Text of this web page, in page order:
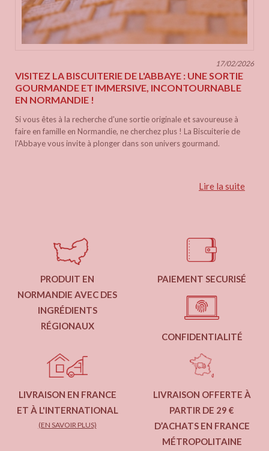
17/02/2026
VISITEZ LA BISCUITERIE DE L'ABBAYE : UNE SORTIE
GOURMANDE ET IMMERSIVE, INCONTOURNABLE
EN NORMANDIE !
Si vous êtes à la recherche d'une sortie originale et savoureuse à
faire en famille en Normandie, ne cherchez plus ! La Biscuiterie de
l'Abbaye vous invite à plonger dans son univers gourmand.
Lire la suite
PRODUIT EN
NORMANDIE AVEC DES
INGRÉDIENTS
RÉGIONAUX
PAIEMENT SECURISÉ
CONFIDENTIALITÉ
LIVRAISON EN FRANCE
ET À L'INTERNATIONAL
(EN SAVOIR PLUS)
LIVRAISON OFFERTE À
PARTIR DE 29 €
D’ACHATS EN FRANCE
MÉTROPOLITAINE